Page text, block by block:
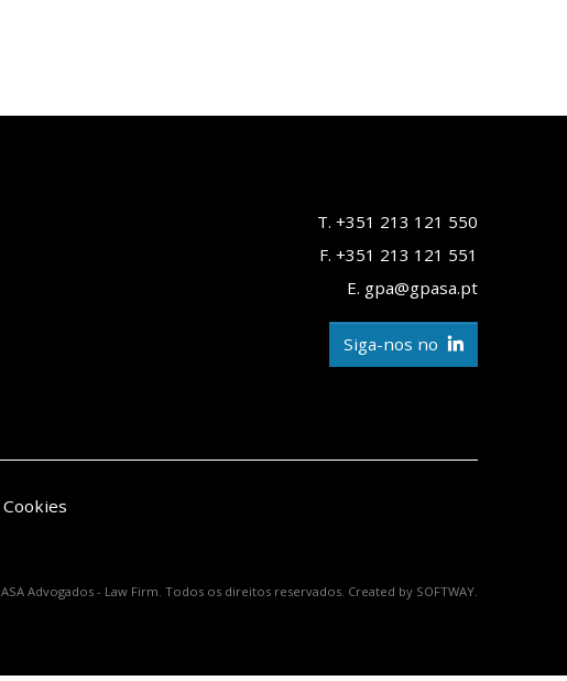
T. +351 213 121 550
F. +351 213 121 551
E. gpa@gpasa.pt
Siga-nos no
Advogados - Law Firm. Todos os direitos reservados. Created by SOFTWAY